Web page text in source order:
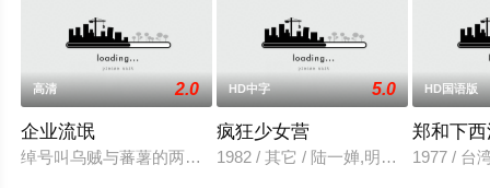
高清 2.0
企业流氓
绰号叫乌贼与蕃薯的两名热血青年，是患难挚友，自军中退伍
HD中字 5.0
疯狂少女营
1982 / 其它 / 陆一婵,明明,徐小玲,华
HD国语版
郑和下
1977 / 台